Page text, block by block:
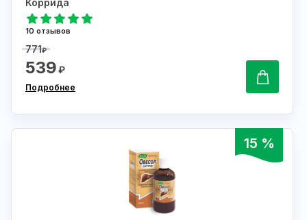
Коррида
10 отзывов
771₽
539₽
Подробнее
15 %